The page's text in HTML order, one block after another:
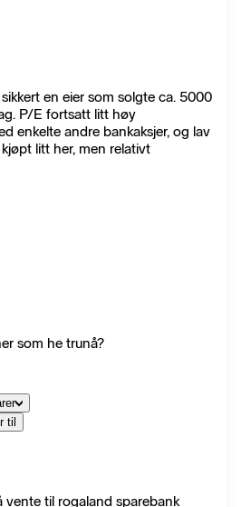
en eier som solgte ca. 5000
P/E fortsatt litt høy
enkelte andre bankaksjer, og lav
litt her, men relativt
som he trunå?
til
vente til rogaland sparebank